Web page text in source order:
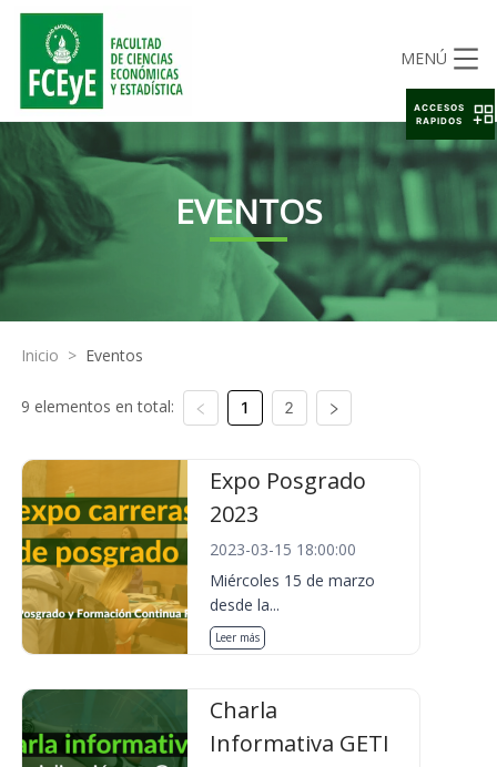
MENÚ
EVENTOS
Inicio > Eventos
9 elementos en total: 1 2
Expo Posgrado
2023
2023-03-15 18:00:00
Miércoles 15 de marzo
desde la...
Leer más
Charla
Informativa GETI
ACCESOS
RAPIDOS